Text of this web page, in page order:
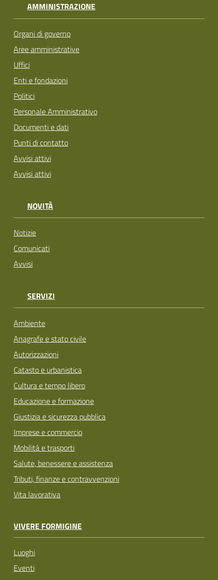
AMMINISTRAZIONE
Organi di governo
Aree amministrative
Uffici
Enti e fondazioni
Politici
Personale Amministrativo
Documenti e dati
Punti di contatto
Avvisi attivi
Avvisi attivi
NOVITÀ
Notizie
Comunicati
Avvisi
SERVIZI
Ambiente
Anagrafe e stato civile
Autorizzazioni
Catasto e urbanistica
Cultura e tempo libero
Educazione e formazione
Giustizia e sicurezza pubblica
Imprese e commercio
Mobilità e trasporti
Salute, benessere e assistenza
Tributi, finanze e contravvenzioni
Vita lavorativa
VIVERE FORMIGINE
Luoghi
Eventi